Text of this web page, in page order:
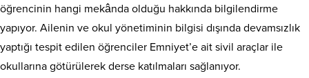
öğrencinin hangi mekânda olduğu hakkında bilgilendirme
yapıyor. Ailenin ve okul yönetiminin bilgisi dışında devamsızlık
yaptığı tespit edilen öğrenciler Emniyet’e ait sivil araçlar ile
okullarına götürülerek derse katılmaları sağlanıyor.